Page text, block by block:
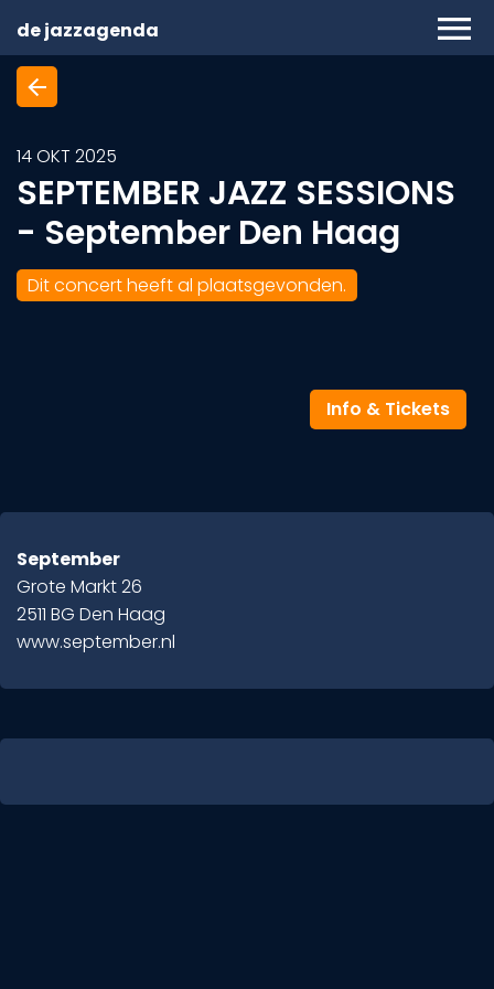
de jazzagenda menu
arrow_back
14OKT 2025
SEPTEMBER JAZZ SESSIONS
- September Den Haag
Dit concert heeft al plaatsgevonden.
Info & Tickets
September
Grote Markt 26
2511 BG Den Haag
www.september.nl